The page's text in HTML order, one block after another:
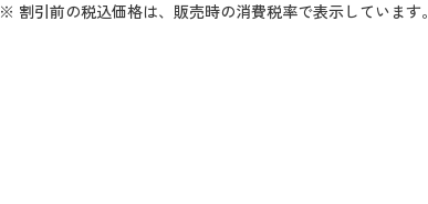
※ 割引前の税込価格は、販売時の消費税率で表示しています。